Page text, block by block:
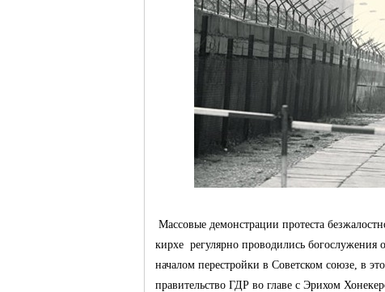
Германии -
MEINLAND.
Массовые демонстрации протеста
кирхе регулярно проводились богослужения
началом перестройки в Советском союзе, в
правительство ГДР во главе с Эрихом